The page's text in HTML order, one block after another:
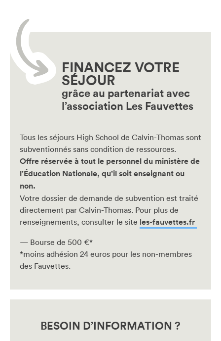
FINANCEZ VOTRE
SÉJOUR
grâce au partenariat avec
l’association Les Fauvettes
Tous les séjours High School de Calvin-Thomas sont
subventionnés sans condition de ressources.
Offre réservée à tout le personnel du ministère de
l’Éducation Nationale, qu’il soit enseignant ou
non.
Votre dossier de demande de subvention est traité
directement par Calvin-Thomas. Pour plus de
renseignements, consulter le site les-fauvettes.fr
— Bourse de 500 €*
*moins adhésion 24 euros pour les non-membres
des Fauvettes.
BESOIN D’INFORMATION ?